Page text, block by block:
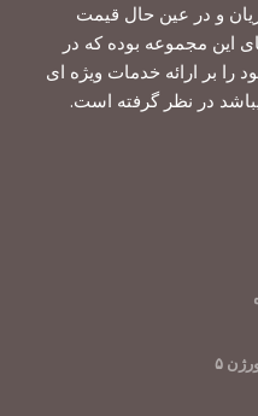
و در عین حال قیمت
این مجموعه بوده که در
را بر ارائه خدمات ویژه ای
در نظر گرفته است.
۵